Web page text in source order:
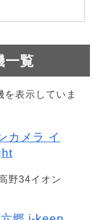
一覧
表示していま
カメラ イ
野34イオン